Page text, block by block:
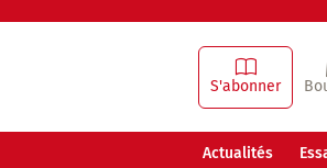
S'abonner
Actualités